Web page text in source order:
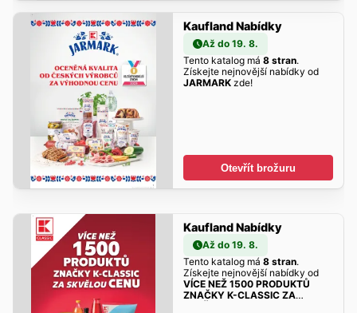
Kaufland Nabídky
Až do 19. 8.
Tento katalog má 8 stran.
Získejte nejnovější nabídky od
JARMARKzde!
Otevřít brožuru
Kaufland Nabídky
Až do 19. 8.
Tento katalog má 8 stran.
Získejte nejnovější nabídky od
VÍCE NEŽ 1500 PRODUKTŮ
ZNAČKY K-CLASSIC ZA